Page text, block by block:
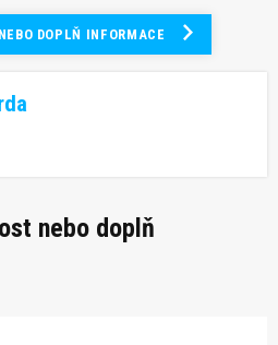
DOPLŇ INFORMACE
nebo doplň